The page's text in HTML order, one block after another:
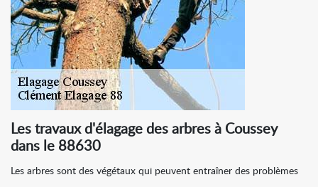
Les travaux d'élagage des arbres à Coussey
dans le 88630
Les arbres sont des végétaux qui peuvent entraîner des problèmes